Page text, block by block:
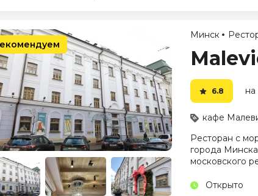
Минск
6.8 на
кафе
Ресторан с
города
московского
Открыто